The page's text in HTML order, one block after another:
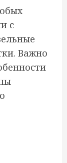
с
Важно